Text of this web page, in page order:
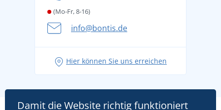
(Mo-Fr, 8-16)
info@bontis.de
Hier können Sie uns erreichen
Damit die Website richtig funktioniert